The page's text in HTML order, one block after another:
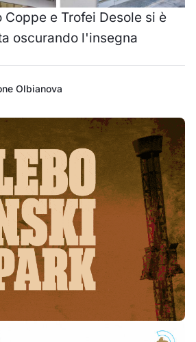
e Trofei Desole si è
oscurando l'insegna
Olbianova